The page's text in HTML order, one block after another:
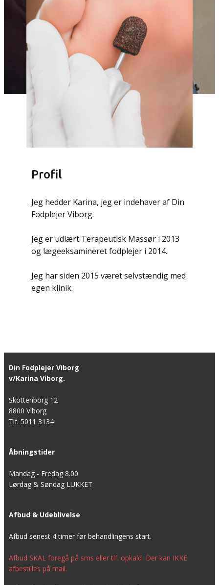
Profil
Jeg hedder Karina, jeg er indehaver af Din
Fodplejer Viborg.
Jeg er udlært Terapeutisk Massør i 2013
og lægeeksamineret fodplejer i 2014.
Jeg har siden 2015 været selvstændig med
egen klinik.
Din Fodplejer Viborg
v/Karina Viborg.
Skottenborg 12
8800 Viborg
Tlf. 5011 3134
Åbningstider
Mandag - Fredag 8.00
Lørdag & Søndag LUKKET
Afbud & Udeblivelse
Afbud senest 4 timer før behandlingens start.
Afbud SKAL foregå på sms eller tlf. opkald Der kan IKKE
afbestilles på mail.